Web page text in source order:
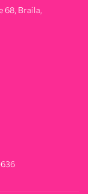
68, Braila,